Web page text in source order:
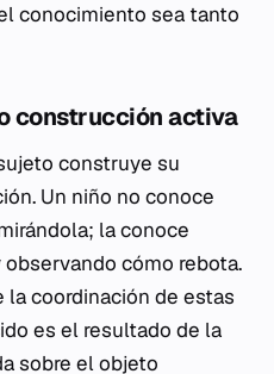
conocimiento sea tanto
construcción activa
construye su
Un niño no conoce
la conoce
cómo rebota.
coordinación de estas
es el resultado de la
sobre el objeto